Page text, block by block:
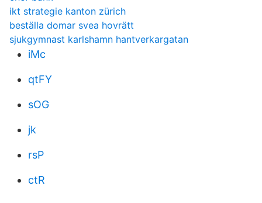
ikt strategie kanton zürich
beställa domar svea hovrätt
sjukgymnast karlshamn hantverkargatan
iMc
qtFY
sOG
jk
rsP
ctR